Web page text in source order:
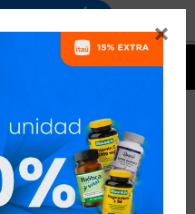

Y PARA QUÉ SIRVE?
ENTRADAS